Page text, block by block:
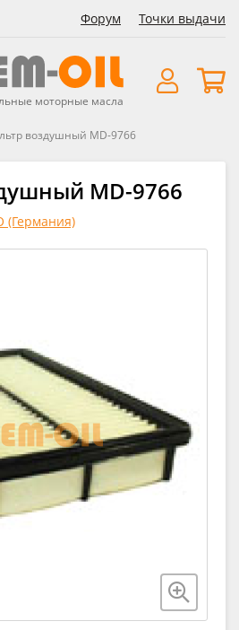
Форум Точки выдачи
моторные масла
воздушный MD-9766
MD-9766
(Германия)